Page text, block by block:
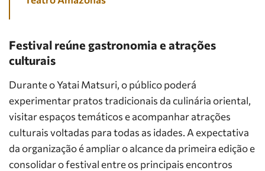
Festival reúne gastronomia e atrações
culturais
Durante o Yatai Matsuri, o público poderá
experimentar pratos tradicionais da culinária oriental,
visitar espaços temáticos e acompanhar atrações
culturais voltadas para todas as idades. A expectativa
da organização é ampliar o alcance da primeira edição e
consolidar o festival entre os principais encontros